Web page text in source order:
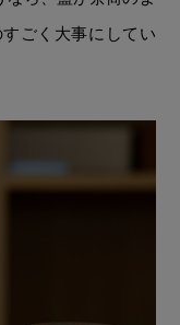
ごく大事にしてい